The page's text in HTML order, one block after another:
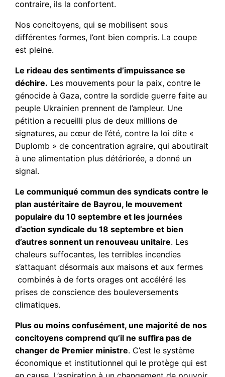
contraire, ils la confortent.
Nos concitoyens, qui se mobilisent sous
différentes formes, l’ont bien compris. La coupe
est pleine.
Le rideau des sentiments d’impuissance se
déchire. Les mouvements pour la paix, contre le
génocide à Gaza, contre la sordide guerre faite au
peuple Ukrainien prennent de l’ampleur. Une
pétition a recueilli plus de deux millions de
signatures, au cœur de l’été, contre la loi dite «
Duplomb » de concentration agraire, qui aboutirait
à une alimentation plus détériorée, a donné un
signal.
Le communiqué commun des syndicats contre le
plan austéritaire de Bayrou, le mouvement
populaire du 10 septembre et les journées
d’action syndicale du 18 septembre et bien
d’autres sonnent un renouveau unitaire. Les
chaleurs suffocantes, les terribles incendies
s’attaquant désormais aux maisons et aux fermes
combinés à de forts orages ont accéléré les
prises de conscience des bouleversements
climatiques.
Plus ou moins confusément, une majorité de nos
concitoyens comprend qu’il ne suffira pas de
changer de Premier ministre. C’est le système
économique et institutionnel qui le protège qui est